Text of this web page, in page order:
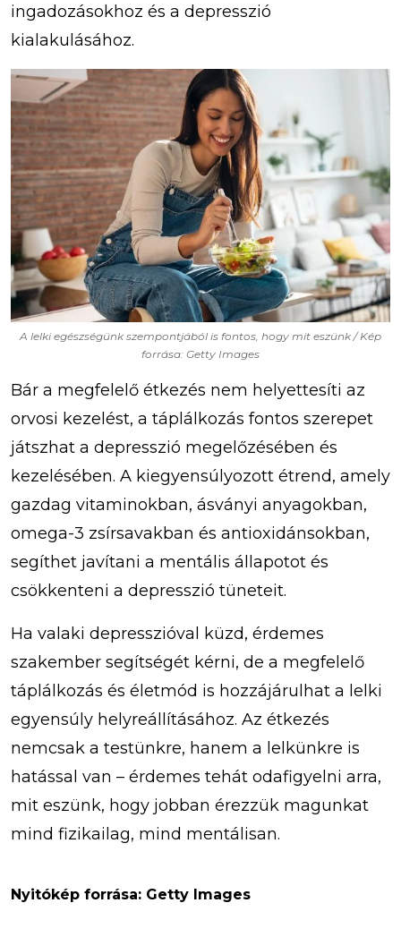
ingadozásokhoz és a depresszió
kialakulásához.
A lelki egészségünk szempontjából is fontos, hogy mit eszünk / Kép
forrása: Getty Images
Bár a megfelelő étkezés nem helyettesíti az
orvosi kezelést, a táplálkozás fontos szerepet
játszhat a depresszió megelőzésében és
kezelésében. A kiegyensúlyozott étrend, amely
gazdag vitaminokban, ásványi anyagokban,
omega-3 zsírsavakban és antioxidánsokban,
segíthet javítani a mentális állapotot és
csökkenteni a depresszió tüneteit.
Ha valaki depresszióval küzd, érdemes
szakember segítségét kérni, de a megfelelő
táplálkozás és életmód is hozzájárulhat a lelki
egyensúly helyreállításához. Az étkezés
nemcsak a testünkre, hanem a lelkünkre is
hatással van – érdemes tehát odafigyelni arra,
mit eszünk, hogy jobban érezzük magunkat
mind fizikailag, mind mentálisan.
Nyitókép forrása: Getty Images